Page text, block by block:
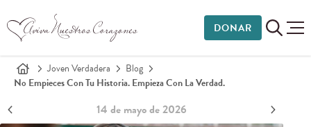
DONAR
Joven Verdadera
Blog
No Empieces Con Tu Historia. Empieza Con La Verdad.
14 de mayo de 2026